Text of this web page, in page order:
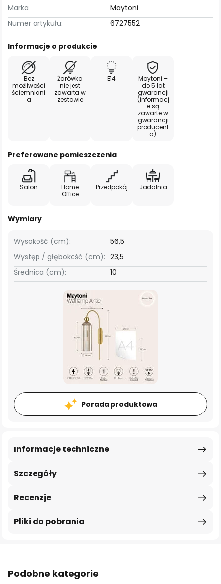
Marka
Maytoni
Numer artykułu:
6727552
Informacje o produkcie
Bez
możliwości
ściemniani
a
Żarówka
nie jest
zawarta w
zestawie
E14
Maytoni –
do 5 lat
gwarancji
(informacj
e są
zawarte w
gwarancji
producent
a)
Preferowane pomieszczenia
Salon
Home
Office
Przedpokój Jadalnia
Wymiary
Wysokość (cm):
56,5
Występ / głębokość (cm): 23,5
Średnica (cm):
10
Porada produktowa
Szczegóły
Informacje techniczne
Recenzje
Pliki do pobrania
Podobne kategorie